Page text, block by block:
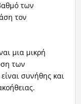
των
τον
μια μικρή
των
συνήθης και